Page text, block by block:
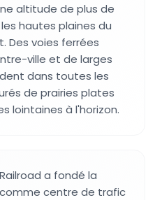
altitude de plus de
hautes plaines du
Des voies ferrées
ville et de larges
dans toutes les
de prairies plates
lointaines à l'horizon.
a fondé la
centre de trafic